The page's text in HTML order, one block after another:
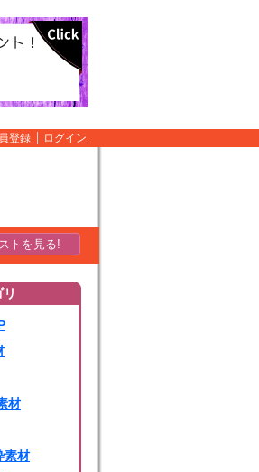
登録 ログイン
トを見る!
材
素材